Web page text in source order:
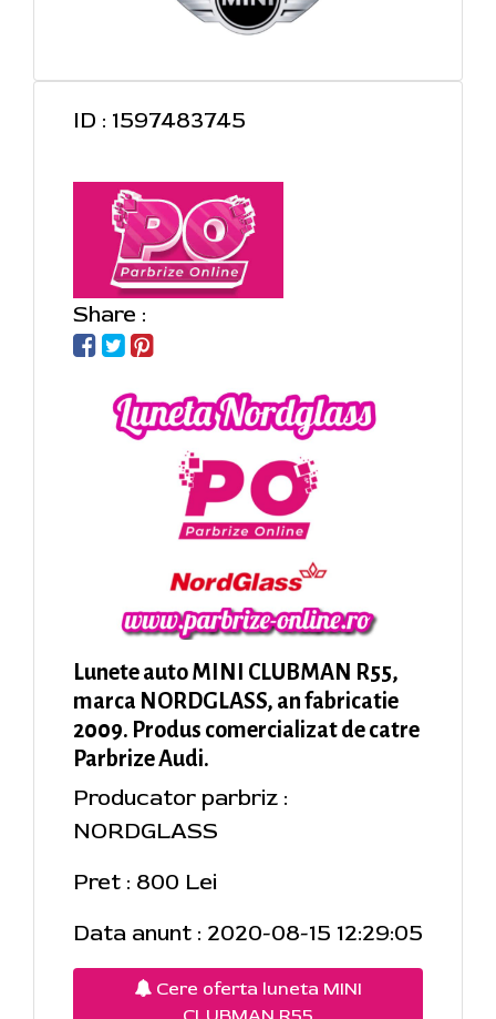
ID : 1597483745
Share :
Lunete auto MINI CLUBMAN R55,
marca NORDGLASS, an fabricatie
2009. Produs comercializat de catre
Parbrize Audi.
Producator parbriz :
NORDGLASS
Pret : 800 Lei
Data anunt : 2020-08-15 12:29:05
Cere oferta luneta MINI